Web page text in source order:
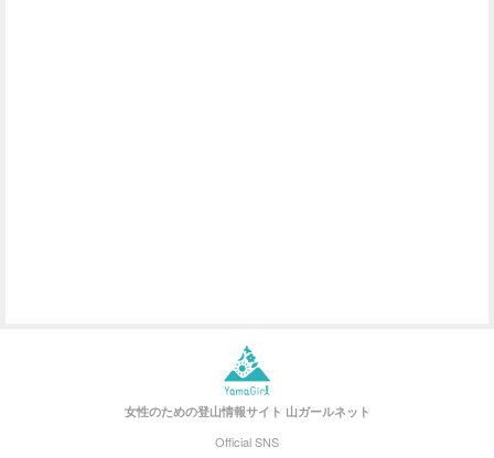
女性のための登山情報サイト 山ガールネット
Official SNS